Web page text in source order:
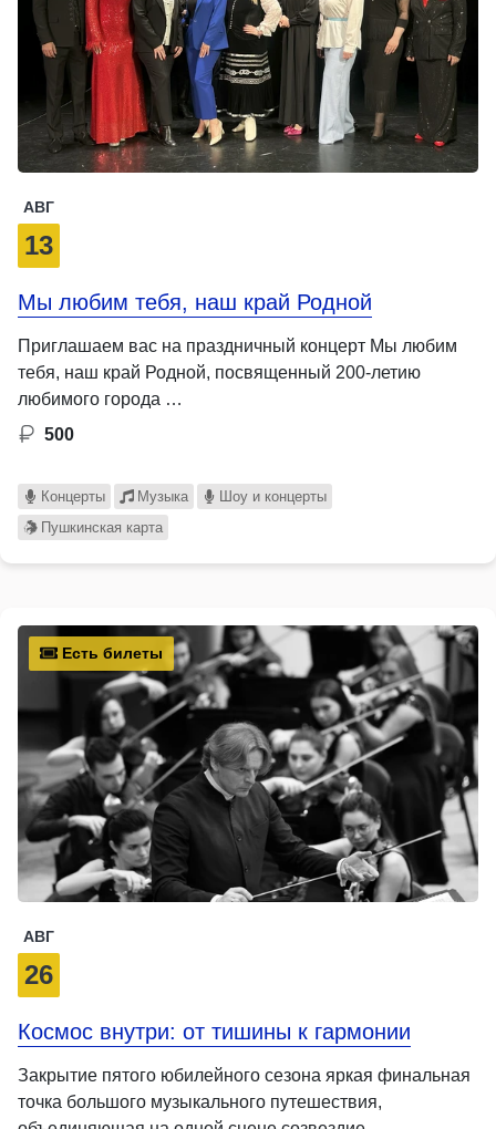
АВГ
13
Мы любим тебя, наш край Родной
Приглашаем вас на праздничный концерт Мы любим
тебя, наш край Родной, посвященный 200-летию
любимого города …
500
Концерты Музыка
Шоу и концерты
Пушкинская карта
Есть билеты
АВГ
26
Космос внутри: от тишины к гармонии
Закрытие пятого юбилейного сезона яркая финальная
точка большого музыкального путешествия,